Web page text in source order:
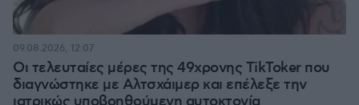
Οι τελευταίες μέρες της 49χρονης TikToker που
διαγνώστηκε με Αλτσχάιμερ και επέλεξε την
09.08.2026, 12:07